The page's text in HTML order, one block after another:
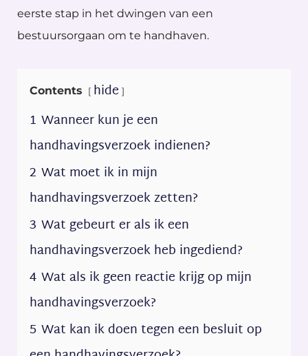
eerste stap in het dwingen van een
bestuursorgaan om te handhaven.
Contents
hide
1 Wanneer kun je een
handhavingsverzoek indienen?
2 Wat moet ik in mijn
handhavingsverzoek zetten?
3 Wat gebeurt er als ik een
handhavingsverzoek heb ingediend?
4 Wat als ik geen reactie krijg op mijn
handhavingsverzoek?
5 Wat kan ik doen tegen een besluit op